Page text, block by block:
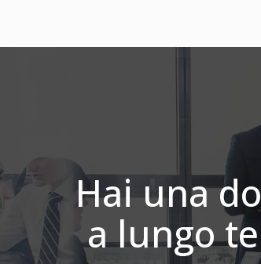
Hai una
a lungo